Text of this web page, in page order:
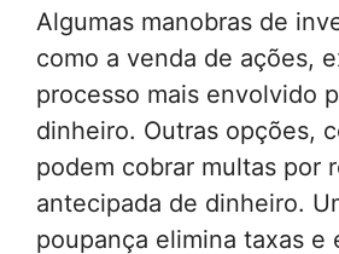
Algumas manobras de
como a venda de ações,
processo mais envolvido
dinheiro. Outras opções,
podem cobrar multas por
antecipada de dinheiro.
poupança elimina taxas e